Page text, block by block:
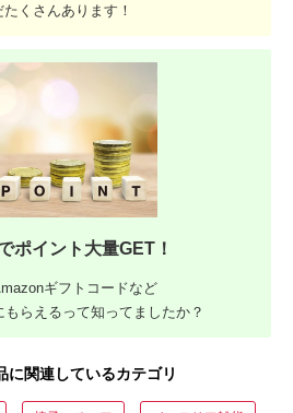
くさんあります！
ポイント大量GET！
ギフトコードなど
らえるって知ってましたか？
に関連しているカテゴリ